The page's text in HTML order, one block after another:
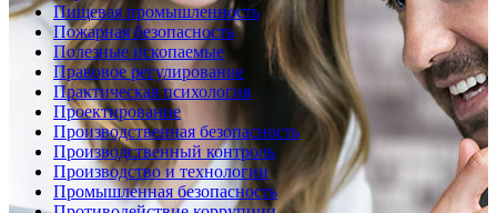
Пищевая промышленность
Пожарная безопасность
Полезные ископаемые
Правовое регулирование
Практическая психология
Проектирование
Производственная безопасность
Производственный контроль
Производство и технологии
Промышленная безопасность